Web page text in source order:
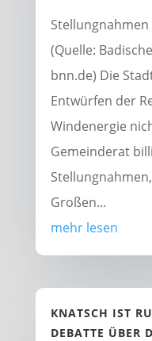
(Quelle:
bnn.de) Die
Entwürfen der
Windenergie
Gemeinderat
Großen...
mehr lesen
KNATSCH IST
DEBATTE ÜBER